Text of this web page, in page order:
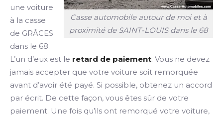
Casse automobile autour de moi et à
proximité de SAINT-LOUIS dans le 68
une voiture
à la casse
de GRÂCES
dans le 68.
L’un d’eux est le retard de paiement. Vous ne devez
jamais accepter que votre voiture soit remorquée
avant d’avoir été payé. Si possible, obtenez un accord
par écrit. De cette façon, vous êtes sûr de votre
paiement. Une fois qu’ils ont remorqué votre voiture,